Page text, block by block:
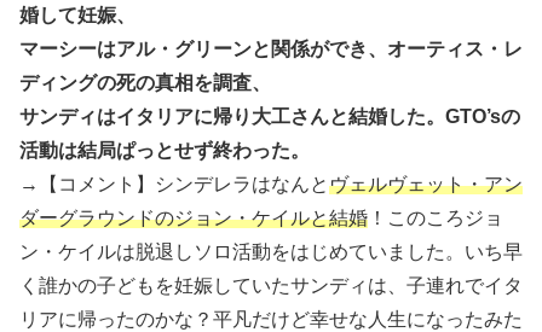
婚して妊娠、
マーシーはアル・グリーンと関係ができ、オーティス・レ
ディングの死の真相を調査、
サンディはイタリアに帰り大工さんと結婚した。GTO’sの
活動は結局ぱっとせず終わった。
→【コメント】シンデレラはなんとヴェルヴェット・アン
ダーグラウンドのジョン・ケイルと結婚 ！このころジョ
ン・ケイルは脱退しソロ活動をはじめていました。いち早
く誰かの子どもを妊娠していたサンディは、子連れでイタ
リアに帰ったのかな？平凡だけど幸せな人生になったみた